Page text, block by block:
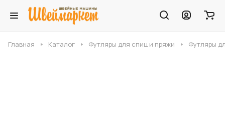
Главная Каталог Футляры для спиц и пряжи Футляры